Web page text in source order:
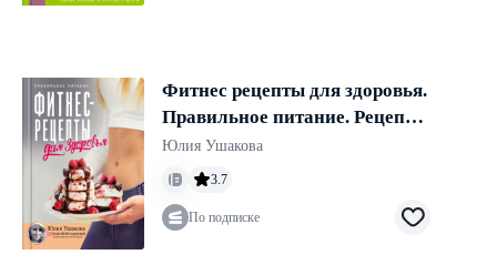
Фитнес рецепты для здоровья.
Правильное питание. Рецепты
на любой вкус
Юлия Ушакова
3.7
По подписке